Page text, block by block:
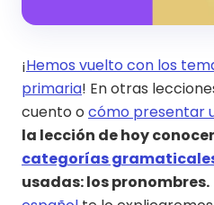
¡Hemos vuelto con los
primaria! En otras
cuento o cómo presentar
la lección de hoy
categorías
usadas: los pronombres.